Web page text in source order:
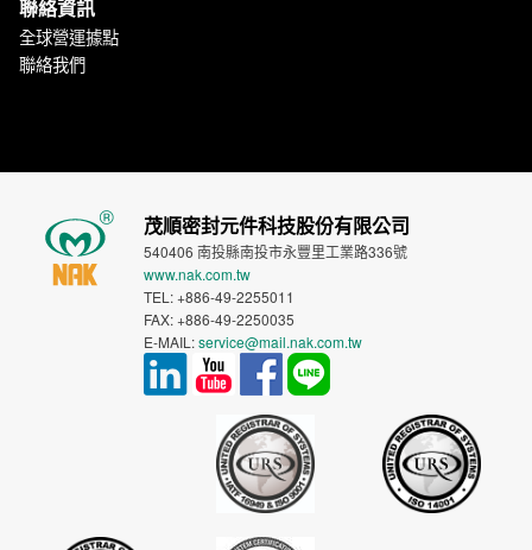
聯絡資訊
全球營運據點
聯絡我們
茂順密封元件科技股份有限公司
540406 南投縣南投市永豐里工業路336號
www.nak.com.tw
TEL: +886-49-2255011
FAX: +886-49-2250035
E-MAIL:service@mail.nak.com.tw